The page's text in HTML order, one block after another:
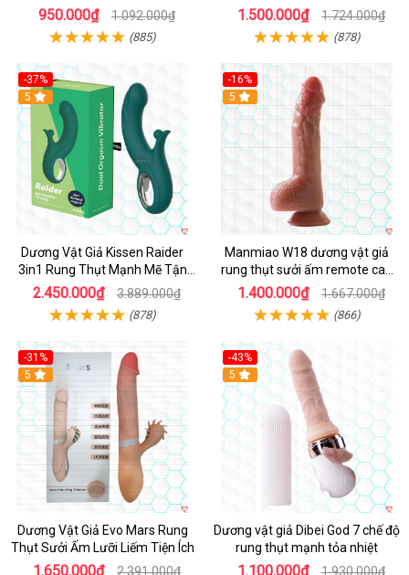
950.000₫ 1.092.000₫
(885)
1.500.000₫ 1.724.000₫
(878)
-37%
Hot
5
Dương Vật Giả Kissen Raider
3in1 Rung Thụt Mạnh Mẽ Tận
Hưởng
2.450.000₫ 3.889.000₫
(878)
-16%
Hot
5
Manmiao W18 dương vật giả
rung thụt sưởi ấm remote cao
cấp
1.400.000₫ 1.667.000₫
(866)
-31%
5
Dương Vật Giả Evo Mars Rung
Thụt Sưởi Ấm Lưỡi Liếm Tiện Ích
1.650.000₫ 2.391.000₫
-43%
Hot
5
Dương vật giả Dibei God 7 chế độ
rung thụt mạnh tỏa nhiệt
1.100.000₫ 1.930.000₫